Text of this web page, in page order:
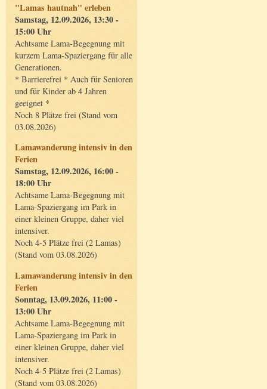
"Lamas hautnah" erleben
Samstag, 12.09.2026, 13:30 -
15:00 Uhr
Achtsame Lama-Begegnung mit
kurzem Lama-Spaziergang für alle
Generationen.
* Barrierefrei * Auch für Senioren
und für Kinder ab 4 Jahren
geeignet *
Noch 8 Plätze frei (Stand vom
03.08.2026)
Lamawanderung intensiv in den
Ferien
Samstag, 12.09.2026, 16:00 -
18:00 Uhr
Achtsame Lama-Begegnung mit
Lama-Spaziergang im Park in
einer kleinen Gruppe, daher viel
intensiver.
Noch 4-5 Plätze frei (2 Lamas)
(Stand vom 03.08.2026)
Lamawanderung intensiv in den
Ferien
Sonntag, 13.09.2026, 11:00 -
13:00 Uhr
Achtsame Lama-Begegnung mit
Lama-Spaziergang im Park in
einer kleinen Gruppe, daher viel
intensiver.
Noch 4-5 Plätze frei (2 Lamas)
(Stand vom 03.08.2026)